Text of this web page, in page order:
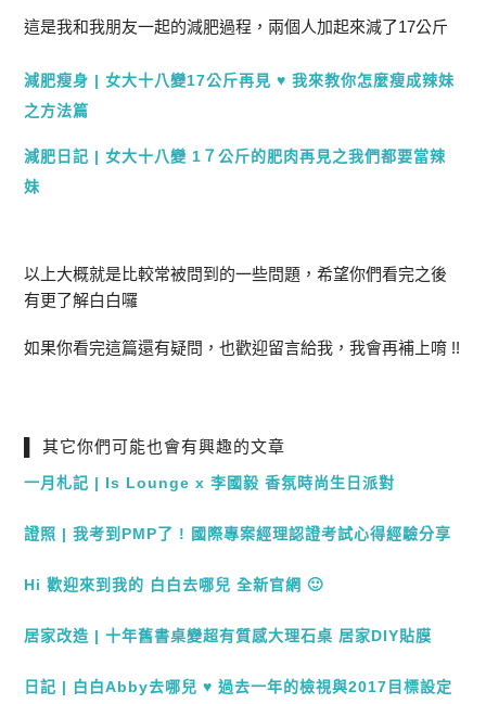
這是我和我朋友一起的減肥過程，兩個人加起來減了17公斤
減肥瘦身 | 女大十八變17公斤再見 ♥ 我來教你怎麼瘦成辣妹
之方法篇
減肥日記 | 女大十八變 1７公斤的肥肉再見之我們都要當辣
妹
以上大概就是比較常被問到的一些問題，希望你們看完之後
有更了解白白囉
如果你看完這篇還有疑問，也歡迎留言給我，我會再補上唷 !!
▌ 其它你們可能也會有興趣的文章
一月札記 | Is Lounge x 李國毅 香氛時尚生日派對
證照 | 我考到PMP了 ! 國際專案經理認證考試心得經驗分享
Hi 歡迎來到我的 白白去哪兒 全新官網 🙂
居家改造 | 十年舊書桌變超有質感大理石桌 居家DIY貼膜
日記 | 白白Abby去哪兒 ♥ 過去一年的檢視與2017目標設定